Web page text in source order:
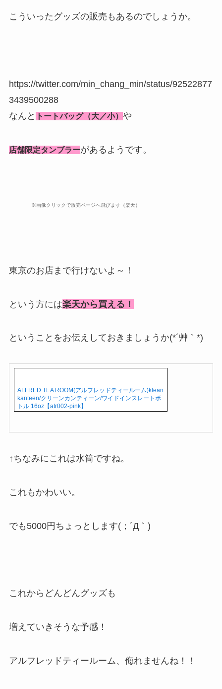
こういったグッズの販売もあるのでしょうか。
https://twitter.com/min_chang_min/status/92522877
3439500288
なんと
トートバッグ（大／小） や
店舗限定タンブラーがあるようです。
※画像クリックで販売ページへ飛びます（楽天）
東京のお店まで行けないよ～！
という方には楽天から買える！
ということをお伝えしておきましょうか(*´艸｀*)
ALFRED TEA ROOM(アルフレッドティールーム)klean
kanteen/クリーンカンティーン/ワイドインスレートボ
トル 16oz【atr002-pink】
↑ちなみにこれは水筒ですね。
これもかわいい。
でも5000円ちょっとします(；´Д｀)
これからどんどんグッズも
増えていきそうな予感！
アルフレッドティールーム、侮れませんね！！